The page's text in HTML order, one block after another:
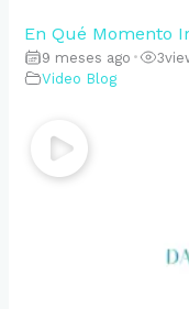
En Qué Momento
9 meses ago • 3
Video Blog